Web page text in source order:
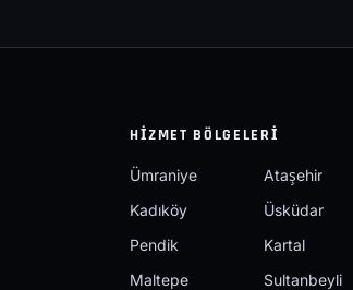
HIZMET BÖLGELERI
Ümraniye
Ataşehir
Kadıköy
Üsküdar
Pendik
Kartal
Maltepe
Sultanbeyli